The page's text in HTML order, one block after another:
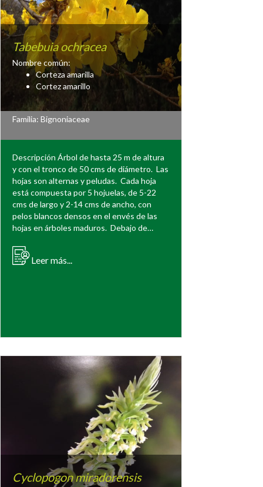
Tabebuia ochracea
Nombre común:
Corteza amarilla
Cortez amarillo
Familia: Bignoniaceae
Descripción Árbol de hasta 25 m de altura
y con el tronco de 50 cms de diámetro. Las
hojas son alternas y peludas. Cada hoja
está compuesta por 5 hojuelas, de 5-22
cms de largo y 2-14 cms de ancho, con
pelos blancos densos en el envés de las
hojas en árboles maduros. Debajo de…
Leer más...
Cyclopogon miradorensis